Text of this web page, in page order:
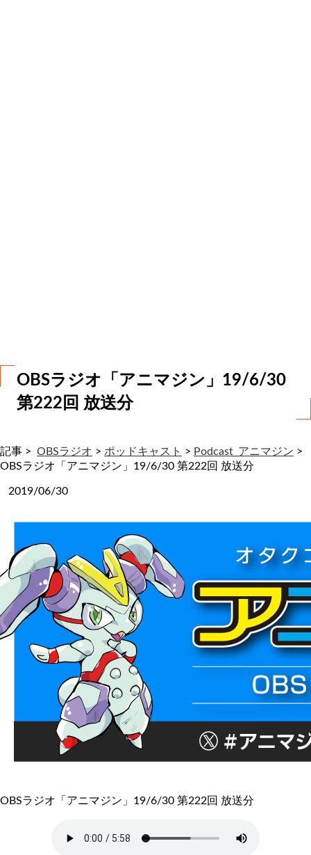
OBSラジオ「アニマジン」19/6/30
第222回 放送分
記事 > OBSラジオ > ポッドキャスト > Podcast_アニマジン >
OBSラジオ「アニマジン」19/6/30 第222回 放送分
2019/06/30
OBSラジオ「アニマジン」19/6/30 第222回 放送分